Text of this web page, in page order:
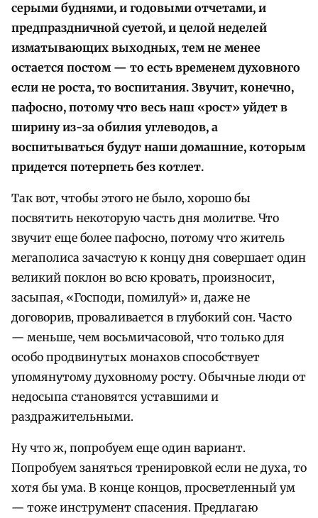
серыми буднями, и годовыми отчетами, и
предпраздничной суетой, и целой неделей
изматывающих выходных, тем не менее
остается постом — то есть временем духовного
если не роста, то воспитания. Звучит, конечно,
пафосно, потому что весь наш «рост» уйдет в
ширину из-за обилия углеводов, а
воспитываться будут наши домашние, которым
придется потерпеть без котлет.
Так вот, чтобы этого не было, хорошо бы
посвятить некоторую часть дня молитве. Что
звучит еще более пафосно, потому что житель
мегаполиса зачастую к концу дня совершает один
великий поклон во всю кровать, произносит,
засыпая, «Господи, помилуй» и, даже не
договорив, проваливается в глубокий сон. Часто
— меньше, чем восьмичасовой, что только для
особо продвинутых монахов способствует
упомянутому духовному росту. Обычные люди от
недосыпа становятся уставшими и
раздражительными.
Ну что ж, попробуем еще один вариант.
Попробуем заняться тренировкой если не духа, то
хотя бы ума. В конце концов, просветленный ум
— тоже инструмент спасения. Предлагаю